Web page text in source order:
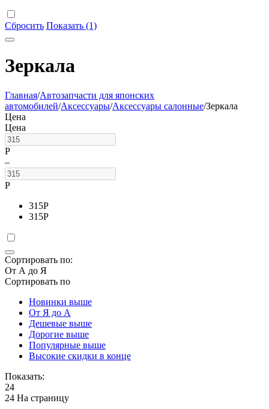
Сбросить Показать (1)
Зеркала
Главная/Автозапчасти для японских
автомобилей/Аксессуары/Аксессуары салонные/Зеркала
Цена
Цена
Р
–
Р
315Р
315Р
Сортировать по:
От А до Я
Сортировать по
Новинки выше
От Я до А
Дешевые выше
Дорогие выше
Популярные выше
Высокие скидки в конце
Показать:
24
24 На страницу